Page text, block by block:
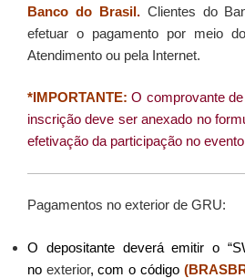
Banco do Brasil.Clientes do
efetuar o pagamento por meio
Atendimento ou pela Internet.
*IMPORTANTE: O comprovante
inscrição deve ser anexado no
efetivação da participação no
Pagamentos no exterior de GRU:
O depositante deverá emitir o
no exterior, com o código (